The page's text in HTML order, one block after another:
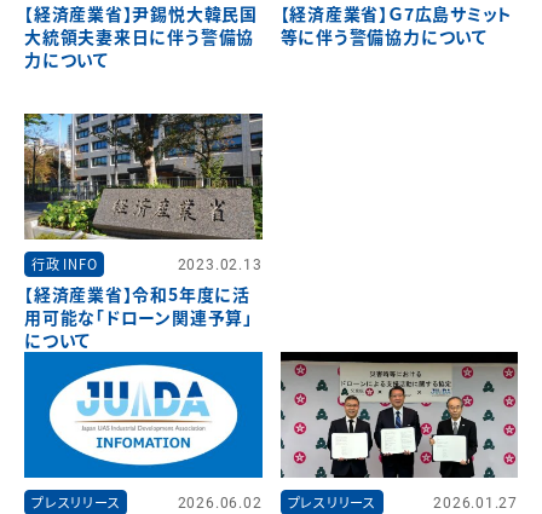
【経済産業省】尹錫悦大韓民国
大統領夫妻来日に伴う警備協
力について
【経済産業省】Ｇ7広島サミット
等に伴う警備協力について
行政 INFO 2023.02.13
【経済産業省】令和5年度に活
用可能な「ドローン関連予算」
について
プレスリリース 2026.06.02 プレスリリース 2026.01.27